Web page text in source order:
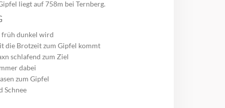
liegt auf 758m bei Ternberg.
früh dunkel wird
die Brotzeit zum Gipfel kommt
schlafend zum Ziel
dabei
zum Gipfel
Schnee